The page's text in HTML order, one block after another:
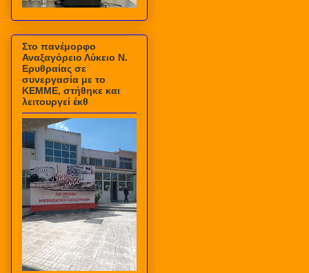
Στο πανέμορφο
Αναξαγόρειο Λύκειο Ν.
Ερυθραίας σε
συνεργασία με το
ΚΕΜΜΕ, στήθηκε και
λειτουργεί έκθ